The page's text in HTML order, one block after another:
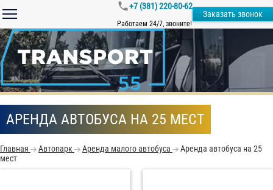
+7 (381) 220-80-62
Работаем 24/7, звоните!
Заказать звонок
АРЕНДА АВТОБУСА НА 25 МЕСТ
Главная Автопарк Аренда малого автобуса
Аренда автобуса на 25
мест